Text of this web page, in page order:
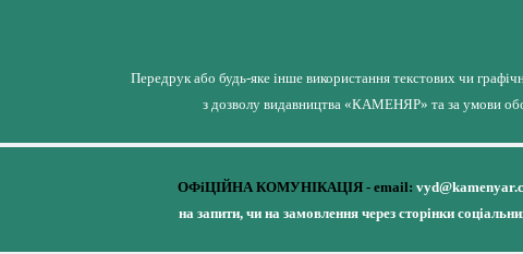
Передрук або будь-яке інше використання текстових чи
з дозволу видавництва «КАМЕНЯР» та за умови
ОФіЦІЙНА КОМУНІКАЦІЯ - email:
на запити, чи на замовлення через сторінки